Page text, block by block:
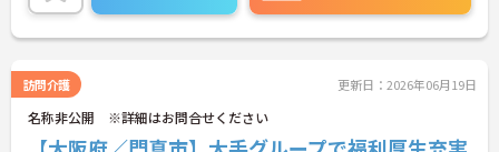
訪問介護 更新日：2026年06月19日
名称非公開 ※詳細はお問合せください